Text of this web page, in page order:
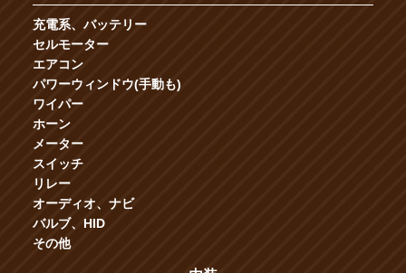
充電系、バッテリー
セルモーター
エアコン
パワーウィンドウ(手動も)
ワイパー
ホーン
メーター
スイッチ
リレー
オーディオ、ナビ
バルブ、HID
その他